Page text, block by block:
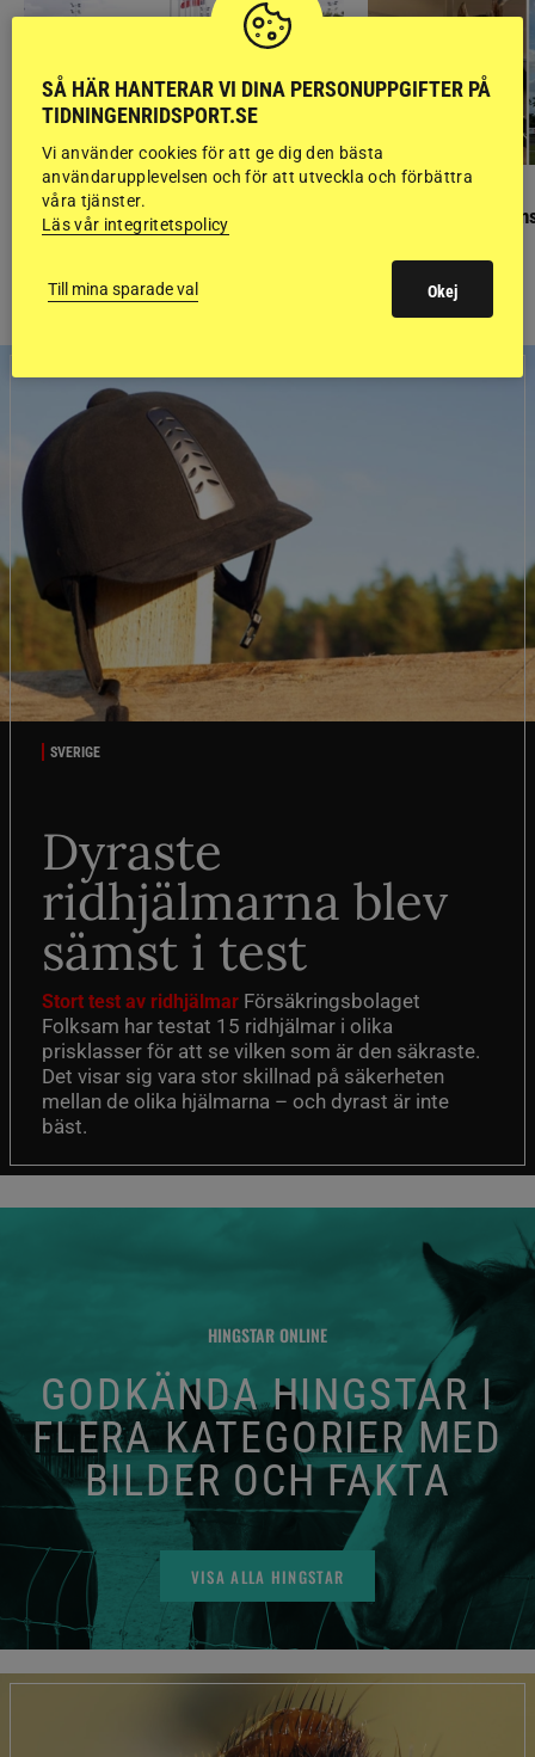
GÄSTBLOGGEN
Finaldag med jubileumsutställning Så gick det på
SVERIGE
Dyraste
ridhjälmarna blev
sämst i test
Stort test av ridhjälmar Försäkringsbolaget
Folksam har testat 15 ridhjälmar i olika
prisklasser för att se vilken som är den säkraste.
Det visar sig vara stor skillnad på säkerheten
mellan de olika hjälmarna – och dyrast är inte
bäst.
HINGSTAR ONLINE
GODKÄNDA HINGSTAR I
FLERA KATEGORIER MED
BILDER OCH FAKTA
VISA ALLA HINGSTAR
SÅ HÄR HANTERAR VI DINA PERSONUPPGIFTER PÅ
TIDNINGENRIDSPORT.SE
Vi använder cookies för att ge dig den bästa
användarupplevelsen och för att utveckla och förbättra
våra tjänster.
Läs vår integritetspolicy
Till mina sparade val Okej